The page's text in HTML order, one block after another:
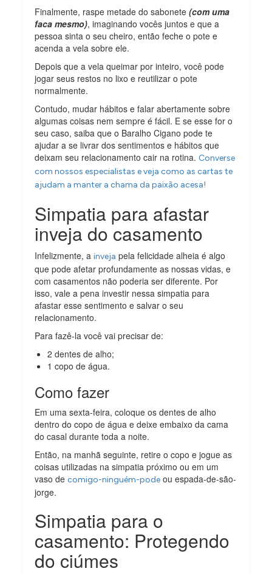
Finalmente, raspe metade do sabonete(com uma
faca mesmo), imaginando vocês juntos e que a
pessoa sinta o seu cheiro, então feche o pote e
acenda a vela sobre ele.
Depois que a vela queimar por inteiro, você pode
jogar seus restos no lixo e reutilizar o pote
normalmente.
Contudo, mudar hábitos e falar abertamente sobre
algumas coisas nem sempre é fácil. E se esse for o
seu caso, saiba que o Baralho Cigano pode te
ajudar a se livrar dos sentimentos e hábitos que
deixam seu relacionamento cair na rotina. Converse
com nossos especialistas e veja como as cartas te
ajudam a manter a chama da paixão acesa!
Simpatia para afastar
inveja do casamento
Infelizmente, ainveja pela felicidade alheia é algo
que pode afetar profundamente as nossas vidas, e
com casamentos não poderia ser diferente. Por
isso, vale a pena investir nessa simpatia para
afastar esse sentimento e salvar o seu
relacionamento.
Para fazê-la você vai precisar de:
2 dentes de alho;
1 copo de água.
Como fazer
Em uma sexta-feira, coloque os dentes de alho
dentro do copo de água e deixe embaixo da cama
do casal durante toda a noite.
Então, na manhã seguinte, retire o copo e jogue as
coisas utilizadas na simpatia próximo ou em um
vaso decomigo-ninguém-pode ou espada-de-são-
jorge.
Simpatia para o
casamento: Protegendo
do ciúmes